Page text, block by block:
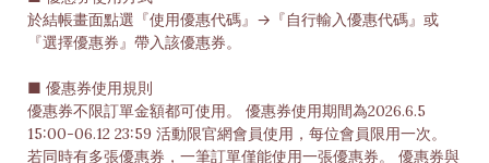
於結帳畫面點選『使用優惠代碼』→『自行輸入優惠代碼』或
『選擇優惠券』帶入該優惠券。
■ 優惠券使用規則
優惠券不限訂單金額都可使用。 優惠券使用期間為2026.6.5
15:00-06.12 23:59 活動限官網會員使用，每位會員限用一次。
若同時有多張優惠券，一筆訂單僅能使用一張優惠券。 優惠券與